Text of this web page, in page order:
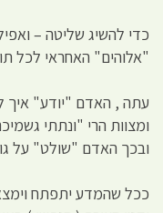
כדי להשיג שליטה –
"אלוהים" האחראי לכל
עתה , האדם "יודע" איך
ומצוות הרי "ונתתי
ובכך האדם "שולט" על
ככל שהמדע יתפתח